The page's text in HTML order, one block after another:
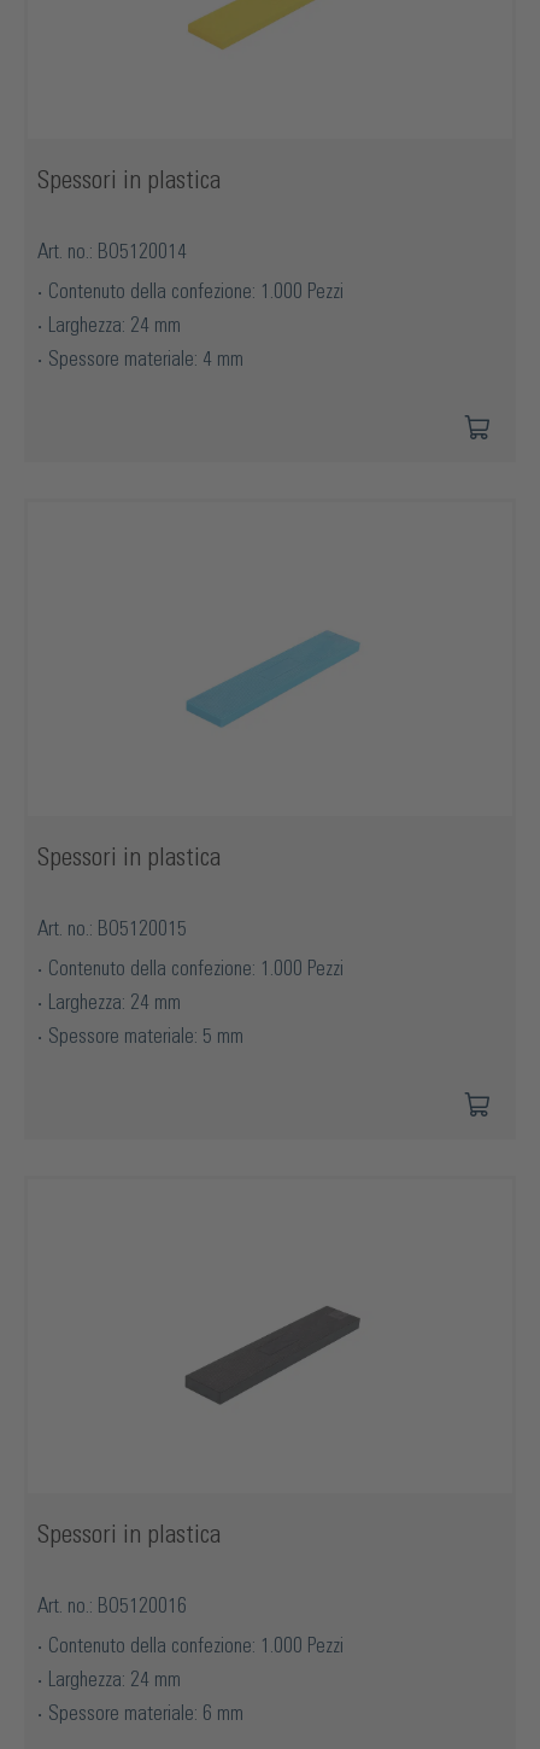
Spessori in plastica
Art. no.: BO5120014
Contenuto della confezione: 1.000 Pezzi
Larghezza: 24 mm
Spessore materiale: 4 mm
Spessori in plastica
Art. no.: BO5120015
Contenuto della confezione: 1.000 Pezzi
Larghezza: 24 mm
Spessore materiale: 5 mm
Spessori in plastica
Art. no.: BO5120016
Contenuto della confezione: 1.000 Pezzi
Larghezza: 24 mm
Spessore materiale: 6 mm